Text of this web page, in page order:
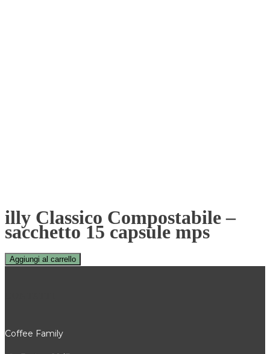
illy Classico Compostabile –
sacchetto 15 capsule mps
Aggiungi al carrello
Coffee Family